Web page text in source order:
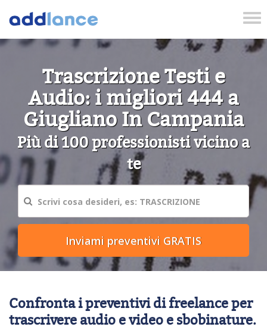
Trascrizione Testi e
Audio: i migliori 444 a
Giugliano In Campania
Più di 100 professionisti vicino a
te
Confronta i preventivi di freelance per
trascrivere audio e video e sbobinature.